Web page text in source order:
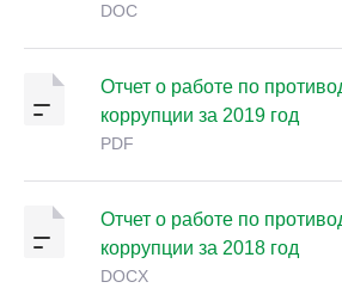
DOC
Отчет о работе по
коррупции за 2019 год
PDF
Отчет о работе по
коррупции за 2018 год
DOCX